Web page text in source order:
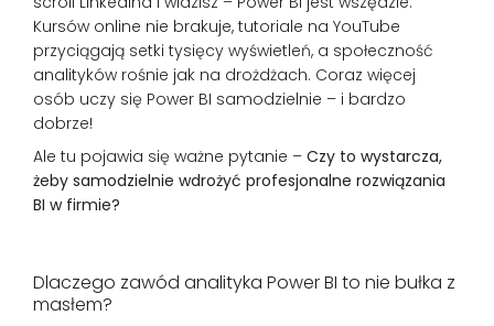
Kursów online nie brakuje, tutoriale na YouTube
przyciągają setki tysięcy wyświetleń, a społeczność
analityków rośnie jak na drożdżach. Coraz więcej
osób uczy się Power BI samodzielnie – i bardzo
dobrze!
Ale tu pojawia się ważne pytanie – Czy to wystarcza,
żeby samodzielnie wdrożyć profesjonalne rozwiązania
BI w firmie?
Dlaczego zawód analityka Power BI to nie bułka z
masłem?